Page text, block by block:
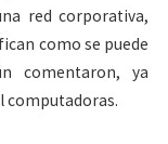
red corporativa,
como se puede
comentaron, ya
computadoras.